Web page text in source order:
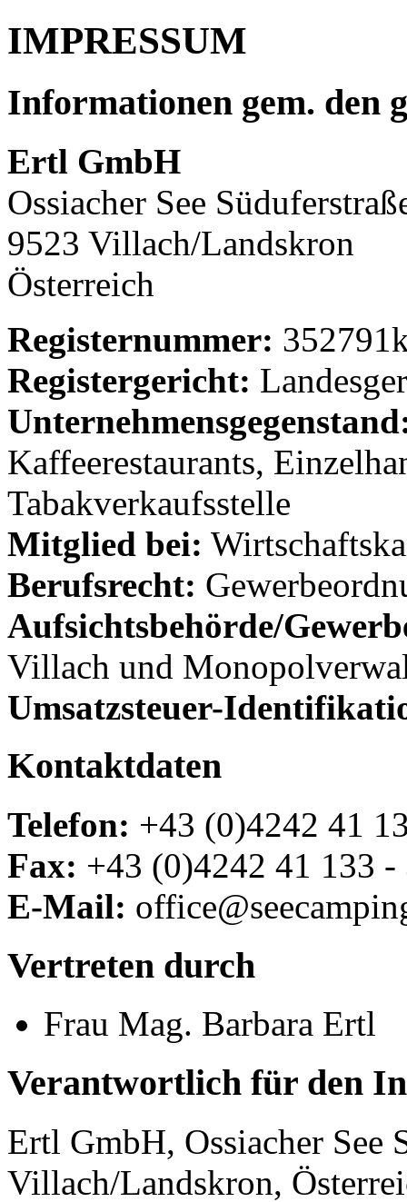
IMPRESSUM
Informationen gem. den
Ertl GmbH
Ossiacher See
9523 Villach/Landskron
Österreich
Registernummer:
Registergericht:
Kaffeerestaurants,
Tabakverkaufsstelle
Mitglied bei:
Berufsrecht:
Aufsichtsbehörde/
Villach und
Umsatzsteuer-
Kontaktdaten
Telefon: +43 (0)4242 41
Fax: +43 (0)4242 41 133 -
E-Mail:
Vertreten durch
Frau Mag. Barbara Ertl
Verantwortlich für den
Ertl GmbH, Ossiacher See
Villach/Landskron,